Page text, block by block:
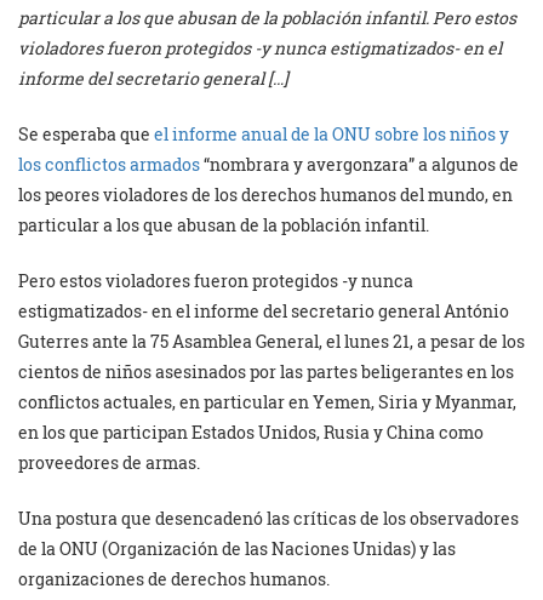
particular a los que abusan de la población infantil. Pero estos
violadores fueron protegidos -y nunca estigmatizados- en el
informe del secretario general […]
Se esperaba que el informe anual de la ONU sobre los niños y
los conflictos armados“nombrara y avergonzara” a algunos de
los peores violadores de los derechos humanos del mundo, en
particular a los que abusan de la población infantil.
Pero estos violadores fueron protegidos -y nunca
estigmatizados- en el informe del secretario general António
Guterres ante la 75 Asamblea General, el lunes 21, a pesar de los
cientos de niños asesinados por las partes beligerantes en los
conflictos actuales, en particular en Yemen, Siria y Myanmar,
en los que participan Estados Unidos, Rusia y China como
proveedores de armas.
Una postura que desencadenó las críticas de los observadores
de la ONU (Organización de las Naciones Unidas) y las
organizaciones de derechos humanos.